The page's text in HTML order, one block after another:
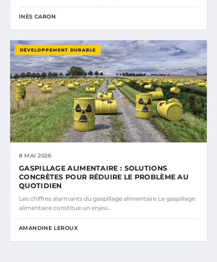
INÈS CARON
DÉVELOPPEMENT DURABLE
8 MAI 2026
GASPILLAGE ALIMENTAIRE : SOLUTIONS
CONCRÈTES POUR RÉDUIRE LE PROBLÈME AU
QUOTIDIEN
Les chiffres alarmants du gaspillage alimentaire Le gaspillage
alimentaire constitue un enjeu…
AMANDINE LEROUX